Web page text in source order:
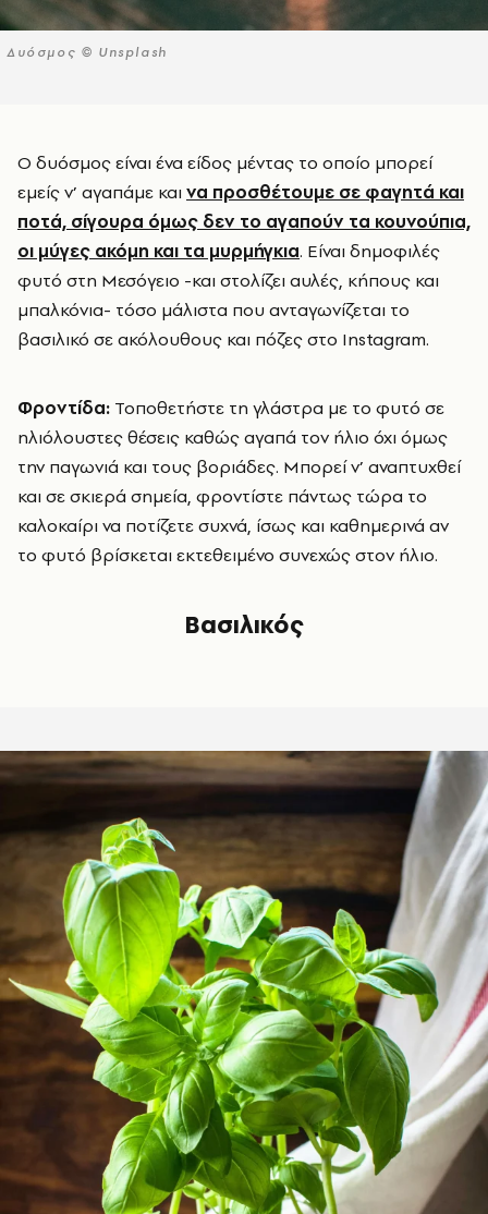
Δυόσμος © Unsplash
Ο δυόσμος είναι ένα είδος μέντας το οποίο μπορεί
εμείς ν’ αγαπάμε και να προσθέτουμε σε φαγητά και
ποτά, σίγουρα όμως δεν το αγαπούν τα κουνούπια,
οι μύγες ακόμη και τα μυρμήγκια. Είναι δημοφιλές
φυτό στη Μεσόγειο -και στολίζει αυλές, κήπους και
μπαλκόνια- τόσο μάλιστα που ανταγωνίζεται το
βασιλικό σε ακόλουθους και πόζες στο Instagram.
Φροντίδα: Τοποθετήστε τη γλάστρα με το φυτό σε
ηλιόλουστες θέσεις καθώς αγαπά τον ήλιο όχι όμως
την παγωνιά και τους βοριάδες. Μπορεί ν’ αναπτυχθεί
και σε σκιερά σημεία, φροντίστε πάντως τώρα το
καλοκαίρι να ποτίζετε συχνά, ίσως και καθημερινά αν
το φυτό βρίσκεται εκτεθειμένο συνεχώς στον ήλιο.
Βασιλικός